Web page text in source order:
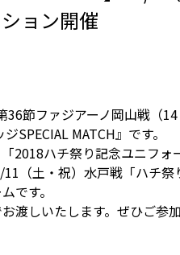
ョン開催
節ファジアーノ岡山戦（
SPECIAL MATCH』です。
2018ハチ祭り記念ユニフォ
11（土・祝）水戸戦「ハチ
です。
渡しいたします。ぜひご参加